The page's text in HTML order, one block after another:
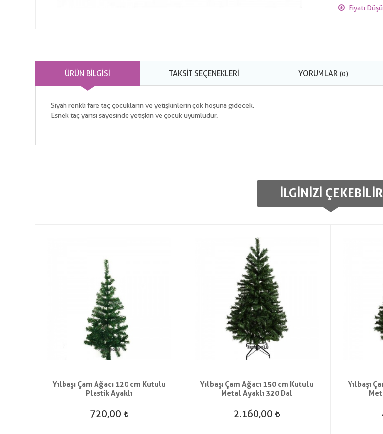
Fiyatı
ÜRÜN BILGISI TAKSIT SEÇENEKLERI YORUMLAR (0)
Siyah renkli fare taç çocukların ve yetişkinlerin çok hoşuna gidecek.
Esnek taç yarısı sayesinde yetişkin ve çocuk uyumludur.
İLGINIZI ÇEKEBILIR
Yılbaşı Çam Ağacı 120 cm Kutulu
Plastik Ayaklı
720,00
Yılbaşı Çam Ağacı 150 cm Kutulu
Metal Ayaklı 320 Dal
2.160,00
Yılbaşı